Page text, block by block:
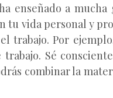
enseñado a
tu vida personal y
trabajo. Por
Sé
combinar la